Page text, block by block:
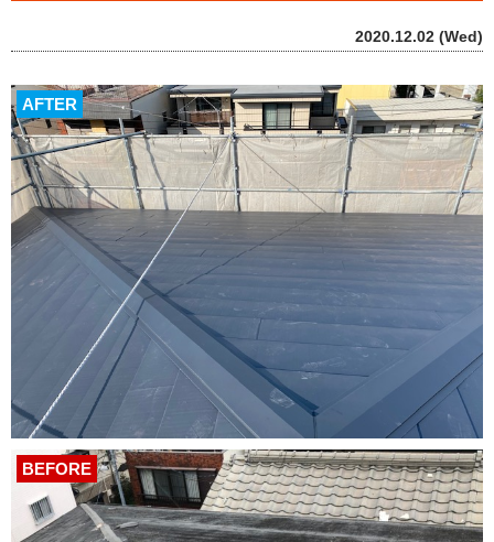
2020.12.02 (Wed)
AFTER
BEFORE